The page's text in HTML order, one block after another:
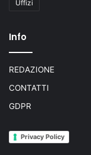
Uffizi
Info
REDAZIONE
CONTATTI
GDPR
Privacy Policy